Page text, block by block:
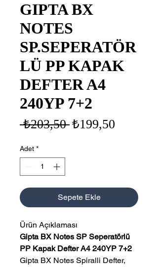
GIPTA BX
NOTES
SP.SEPERATÖR
LÜ PP KAPAK
DEFTER A4
240YP 7+2
₺203,50 Normal
₺199,50
Adet *
Sepete Ekle
Ürün Açıklaması
Gipta BX Notes SP Seperatörlü
PP Kapak Defter A4 240YP 7+2
Gipta BX Notes Spiralli Defter,